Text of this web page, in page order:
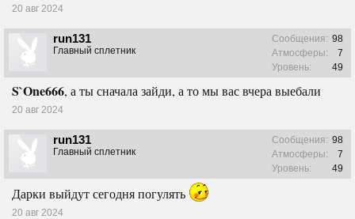
20 авг 2024
run131
Главный сплетник
Сообщения: 98
Атмосферы:
7
Уровень:
49
S`One666, а ты сначала зайди, а то мы вас вчера выебали
20 авг 2024
run131
Главный сплетник
Сообщения: 98
Атмосферы:
7
Уровень:
49
Дарки выйдут сегодня погулять
20 авг 2024